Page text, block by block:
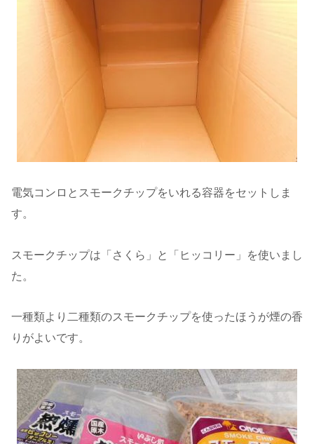
電気コンロとスモークチップをいれる容器をセットしま
す。
スモークチップは「さくら」と「ヒッコリー」を使いまし
た。
一種類より二種類のスモークチップを使ったほうが煙の香
りがよいです。